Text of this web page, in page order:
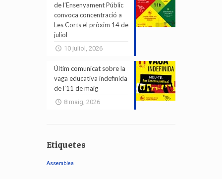
de l’Ensenyament Públic
convoca concentració a
Les Corts el pròxim 14 de
juliol
10 juliol, 2026
Últim comunicat sobre la
vaga educativa indefinida
de l’11 de maig
8 maig, 2026
Etiquetes
Assemblea